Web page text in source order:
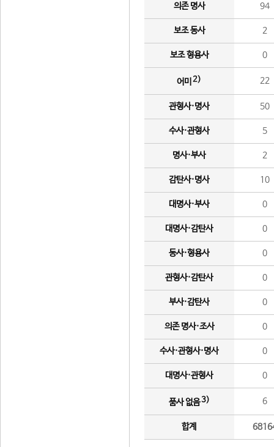
의존 명사 94
보조 동사 2
보조 형용사 0
어미 2) 22
관형사·명사 50
수사·관형사 5
명사·부사 2
감탄사·명사 10
대명사·부사 0
대명사·감탄사 0
동사·형용사 0
관형사·감탄사 0
부사·감탄사 0
의존 명사·조사 0
수사·관형사·명사 0
대명사·관형사 0
품사 없음3) 6
합계